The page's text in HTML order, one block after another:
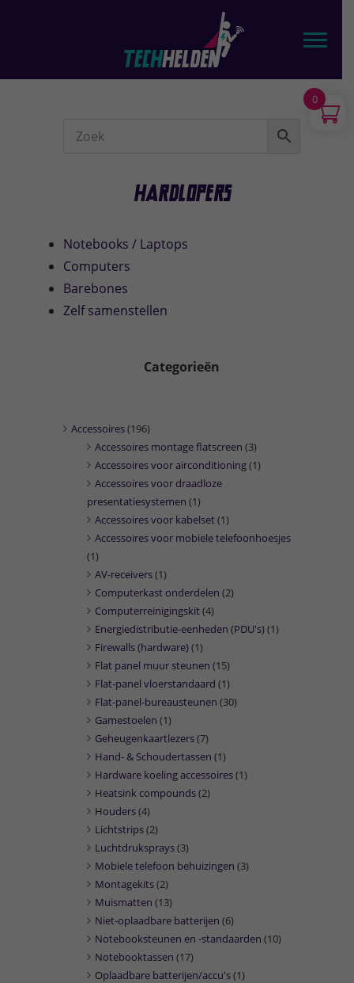
hoofd
Webshop
Hardlopers
Notebooks / Laptops
Computers
Barebones
Zelf samenstellen
Categorieën
Accessoires(196)
Accessoires montage flatscreen (3)
Accessoires voor airconditioning(1)
Accessoires voor draadloze
presentatiesystemen (1)
Accessoires voor kabelset(1)
Accessoires voor mobiele telefoonhoesjes
(1)
AV-receivers(1)
Computerkast onderdelen (2)
Computerreinigingskit(4)
Energiedistributie-eenheden (PDU's)(1)
Firewalls (hardware)(1)
Flat panel muur steunen (15)
Flat-panel vloerstandaard (1)
Flat-panel-bureausteunen (30)
Gamestoelen (1)
Geheugenkaartlezers(7)
Hand- & Schoudertassen (1)
Hardware koeling accessoires(1)
Heatsink compounds(2)
Houders(4)
Lichtstrips(2)
Luchtdruksprays(3)
Mobiele telefoon behuizingen (3)
Montagekits(2)
Muismatten (13)
Niet-oplaadbare batterijen (6)
Notebooksteunen en -standaarden (10)
Notebooktassen (17)
Oplaadbare batterijen/accu's(1)
0